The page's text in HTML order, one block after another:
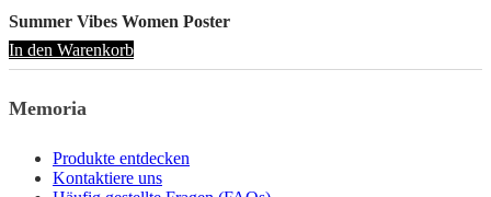
Varianten
auf.
Optionen
werden
Summer Vibes Women Poster
In den Warenkorb
Memoria
Produkte entdecken
Kontaktiere uns